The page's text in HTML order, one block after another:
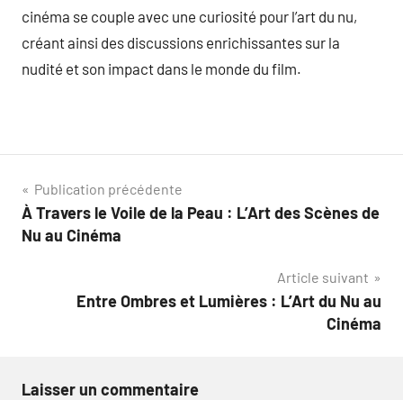
cinéma se couple avec une curiosité pour l’art du nu,
créant ainsi des discussions enrichissantes sur la
nudité et son impact dans le monde du film.
Navigation
de
Publication précédente
À Travers le Voile de la Peau : L’Art des Scènes de
Nu au Cinéma
Article suivant
Entre Ombres et Lumières : L’Art du Nu au
Cinéma
Laisser un commentaire